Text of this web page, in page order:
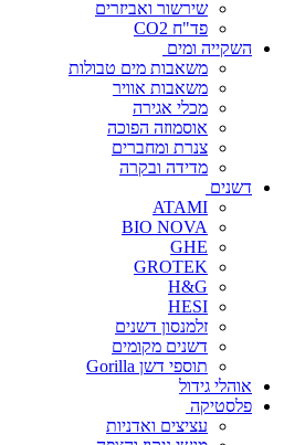
שירשור ואביזרים
פד"ח CO2
השקייה ומים
משאבות מים טבולות
משאבות אוויר
מכלי אגירה
אוסמוזה הפוכה
צנרת ומחברים
מדידה ובקרה
דשנים
ATAMI
BIO NOVA
GHE
GROTEK
H&G
HESI
זלמנסון דשנים
דשנים מקומים
תוספי דשן Gorilla
אוהלי גידול
פלסטיקה
עציצים ואדניות